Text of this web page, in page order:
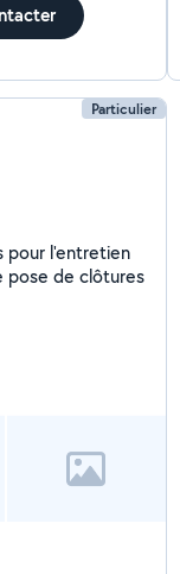
Particulier
pour l'entretien
pose de clôtures